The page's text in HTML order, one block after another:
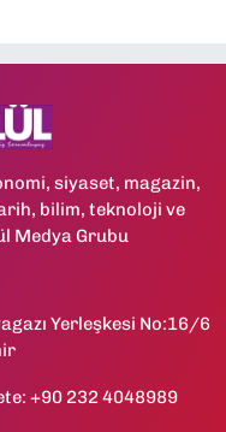
siyaset, magazin,
bilim, teknoloji ve
Medya Grubu
Yerleşkesi No:16/6
+90 232 4048989